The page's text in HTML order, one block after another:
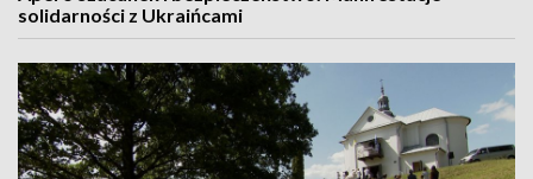
solidarności z Ukraińcami